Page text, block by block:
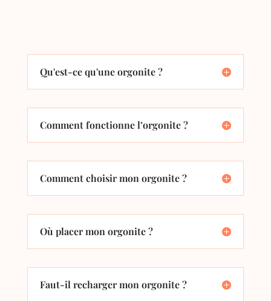
Qu'est-ce qu'une orgonite ?
Comment fonctionne l’orgonite ?
Comment choisir mon orgonite ?
Où placer mon orgonite ?
Faut-il recharger mon orgonite ?